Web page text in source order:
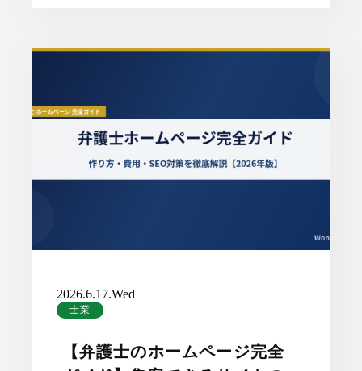
2026.6.17.Wed
士業
【弁護士のホームページ完全